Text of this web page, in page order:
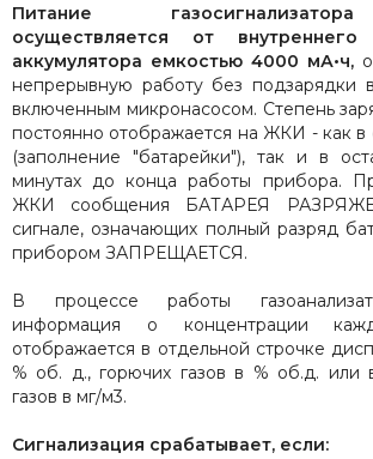
Питание
осуществляется от внутреннего
аккумулятора емкостью 4000 мА•ч,
непрерывную работу без подзарядки
включенным микронасосом. Степень
постоянно отображается на ЖКИ - как в
(заполнение "батарейки"), так и в
минутах до конца работы прибора.
ЖКИ сообщения БАТАРЕЯ
сигнале, означающих полный разряд
прибором ЗАПРЕЩАЕТСЯ.
В процессе работы
информация о концентрации
отображается в отдельной строчке
% об. д., горючих газов в % об.д. или
газов в мг/м3.
Сигнализация срабатывает, если: